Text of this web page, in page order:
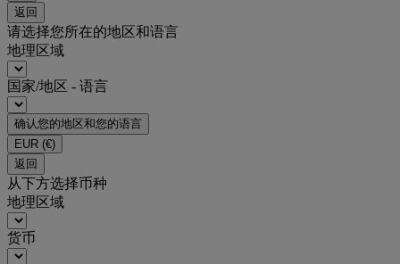
返回
请选择您所在的地区和语言
地理区域
国家/地区 - 语言
确认您的地区和您的语言
EUR (€)
返回
从下方选择币种
地理区域
货币